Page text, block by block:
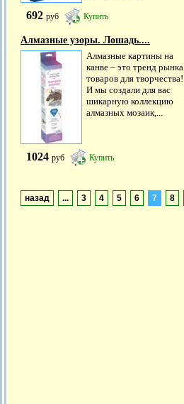
692 руб Купить
Алмазные узоры. Лошадь....
Алмазные картины на
канве – это тренд рынка
товаров для творчества!
И мы создали для вас
шикарную коллекцию
алмазных мозаик,...
1024 руб Купить
назад ... 3 4 5 6 7 8